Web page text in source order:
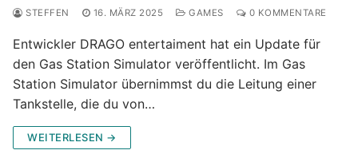
STEFFEN 16. MÄRZ 2025 GAMES 0 KOMMENTARE
Entwickler DRAGO entertaiment hat ein Update für
den Gas Station Simulator veröffentlicht. Im Gas
Station Simulator übernimmst du die Leitung einer
Tankstelle, die du von…
WEITERLESEN →